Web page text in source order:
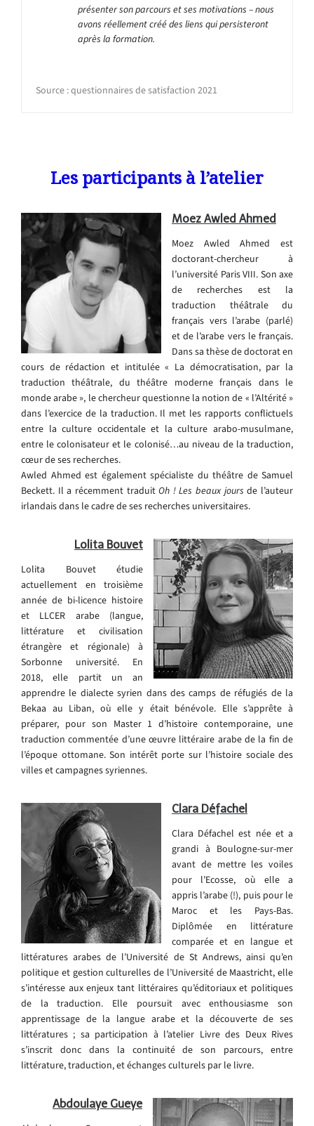
présenter son parcours et ses motivations – nous
avons réellement créé des liens qui persisteront
après la formation.
Source : questionnaires de satisfaction 2021
Les participants à l’atelier
Moez Awled Ahmed
Moez Awled Ahmed est
doctorant-chercheur à
l’université Paris VIII. Son axe
de recherches est la
traduction théâtrale du
français vers l’arabe (parlé)
et de l’arabe vers le français.
Dans sa thèse de doctorat en
cours de rédaction et intitulée « La démocratisation, par la
traduction théâtrale, du théâtre moderne français dans le
monde arabe », le chercheur questionne la notion de « l’Altérité »
dans l’exercice de la traduction. Il met les rapports conflictuels
entre la culture occidentale et la culture arabo-musulmane,
entre le colonisateur et le colonisé…au niveau de la traduction,
cœur de ses recherches.
Awled Ahmed est également spécialiste du théâtre de Samuel
Beckett. Il a récemment traduitOh ! Les beaux jours de l’auteur
irlandais dans le cadre de ses recherches universitaires.
Lolita Bouvet
Lolita Bouvet étudie
actuellement en troisième
année de bi-licence histoire
et LLCER arabe (langue,
littérature et civilisation
étrangère et régionale) à
Sorbonne université. En
2018, elle partit un an
apprendre le dialecte syrien dans des camps de réfugiés de la
Bekaa au Liban, où elle y était bénévole. Elle s’apprête à
préparer, pour son Master 1 d’histoire contemporaine, une
traduction commentée d’une œuvre littéraire arabe de la fin de
l’époque ottomane. Son intérêt porte sur l’histoire sociale des
villes et campagnes syriennes.
Clara Défachel
Clara Défachel est née et a
grandi à Boulogne-sur-mer
avant de mettre les voiles
pour l’Ecosse, où elle a
appris l’arabe (!), puis pour le
Maroc et les Pays-Bas.
Diplômée en littérature
comparée et en langue et
littératures arabes de l’Université de St Andrews, ainsi qu’en
politique et gestion culturelles de l’Université de Maastricht, elle
s’intéresse aux enjeux tant littéraires qu’éditoriaux et politiques
de la traduction. Elle poursuit avec enthousiasme son
apprentissage de la langue arabe et la découverte de ses
littératures ; sa participation à l’atelier Livre des Deux Rives
s’inscrit donc dans la continuité de son parcours, entre
littérature, traduction, et échanges culturels par le livre.
Abdoulaye Gueye